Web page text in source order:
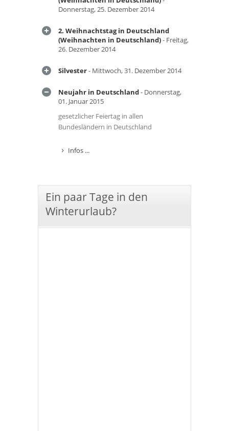
Donnerstag, 25. Dezember 2014
2. Weihnachtstag in Deutschland
(Weihnachten in Deutschland)- Freitag,
26. Dezember 2014
Silvester- Mittwoch, 31. Dezember 2014
Neujahr in Deutschland- Donnerstag,
01. Januar 2015
gesetzlicher Feiertag in allen
Bundesländern in Deutschland
Infos ...
Ein paar Tage in den
Winterurlaub?